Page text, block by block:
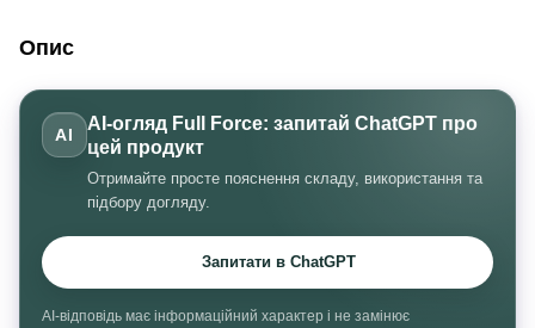
Опис
AI
AI-огляд Full Force: запитай ChatGPT про
цей продукт
Отримайте просте пояснення складу, використання та
підбору догляду.
Запитати в ChatGPT
AI-відповідь має інформаційний характер і не замінює